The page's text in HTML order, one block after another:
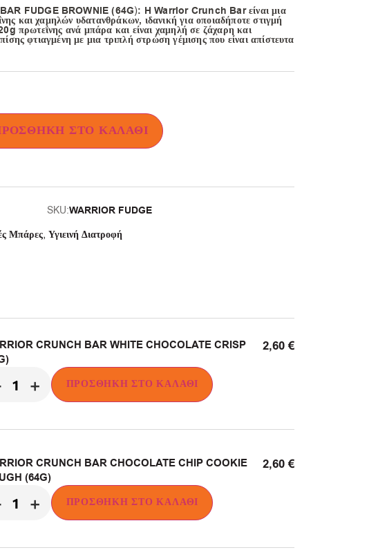
FUDGE BROWNIE (64G): H Warrior Crunch Bar είναι μια
και χαμηλών υδατανθράκων, ιδανική για οποιαδήποτε στιγμή
πρωτεΐνης ανά μπάρα και είναι χαμηλή σε ζάχαρη και
φτιαγμένη με μια τριπλή στρώση γέμισης που είναι απίστευτα
ΣΤΟ ΚΑΛΆΘΙ
SKU:WARRIOR FUDGE
Μπάρες, Υγιεινή Διατροφή
CRUNCH BAR WHITE CHOCOLATE CRISP
2,60€
+ ΠΡΟΣΘΉΚΗ ΣΤΟ ΚΑΛΆΘΙ
CRUNCH BAR CHOCOLATE CHIP COOKIE
(64G)
2,60€
+ ΠΡΟΣΘΉΚΗ ΣΤΟ ΚΑΛΆΘΙ